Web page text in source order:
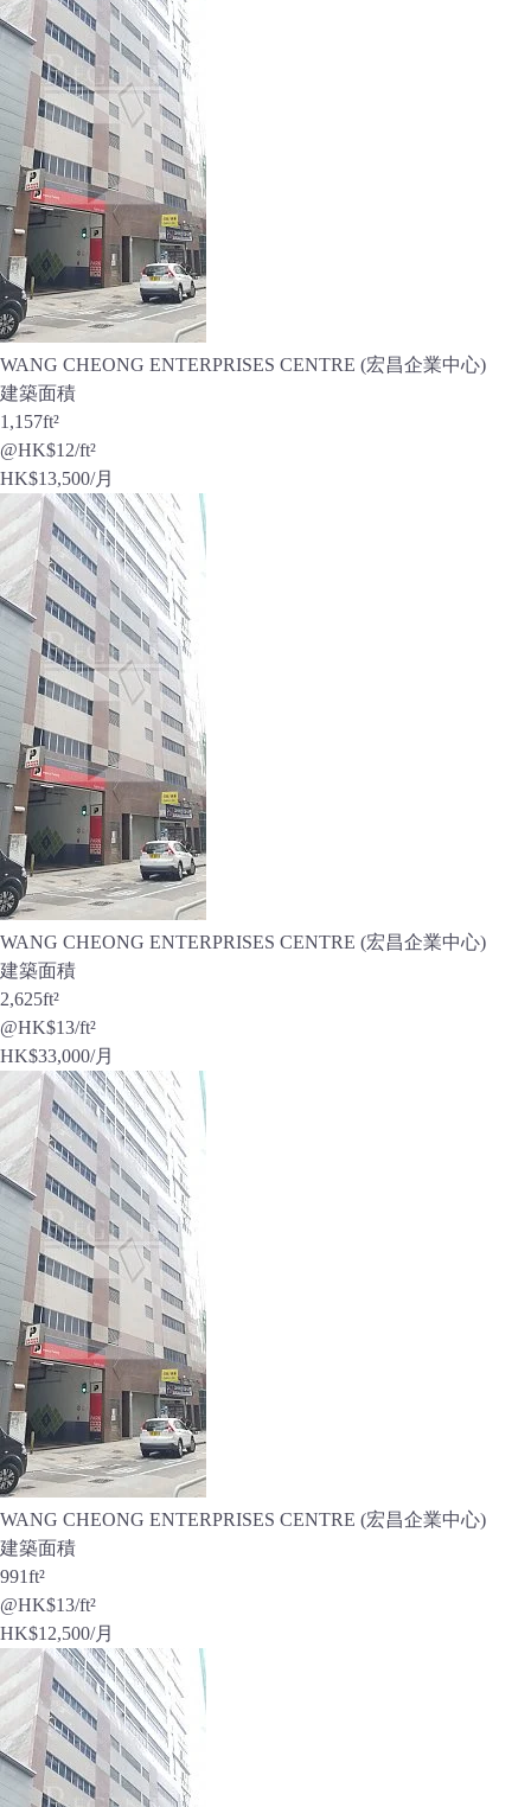
WANG CHEONG ENTERPRISES CENTRE (宏昌企業中心)
建築面積
1,157ft²
@HK$12/ft²
HK$13,500/月
WANG CHEONG ENTERPRISES CENTRE (宏昌企業中心)
建築面積
2,625ft²
@HK$13/ft²
HK$33,000/月
WANG CHEONG ENTERPRISES CENTRE (宏昌企業中心)
建築面積
991ft²
@HK$13/ft²
HK$12,500/月